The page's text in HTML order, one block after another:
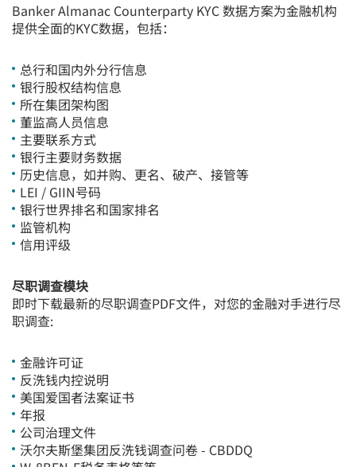
Banker Almanac Counterparty KYC 数据方案为金融机构
提供全面的KYC数据，包括：
总行和国内外分行信息
银行股权结构信息
所在集团架构图
董监高人员信息
主要联系方式
银行主要财务数据
历史信息，如并购、更名、破产、接管等
LEI / GIIN号码
银行世界排名和国家排名
监管机构
信用评级
尽职调查模块
即时下载最新的尽职调查PDF文件，对您的金融对手进行尽
职调查:
金融许可证
反洗钱内控说明
美国爱国者法案证书
年报
公司治理文件
沃尔夫斯堡集团反洗钱调查问卷 - CBDDQ